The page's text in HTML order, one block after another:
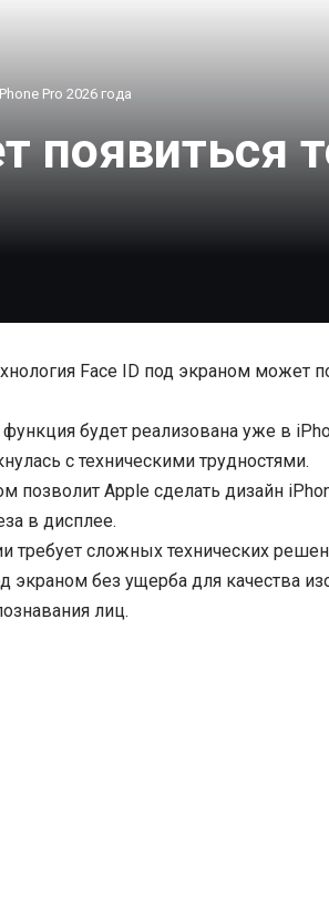
Pro 2026 года
появиться
Face ID под экраном может
будет реализована уже в
с техническими трудностями.
позволит Apple сделать дизайн
в дисплее.
требует сложных технических
экраном без ущерба для качества
лиц.